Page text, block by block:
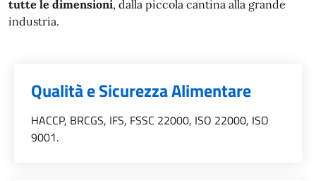
tutte le dimensioni, dalla piccola cantina alla grande
industria.
Categoria::
Qualità e Sicurezza Alimentare
HACCP, BRCGS, IFS, FSSC 22000, ISO 22000, ISO
9001.